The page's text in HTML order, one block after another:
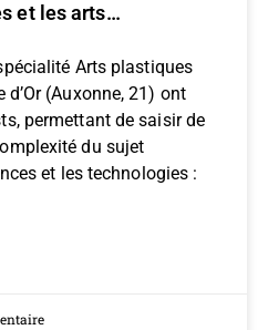
et les arts…
Arts plastiques
(Auxonne, 21) ont
permettant de saisir de
du sujet
et les technologies :